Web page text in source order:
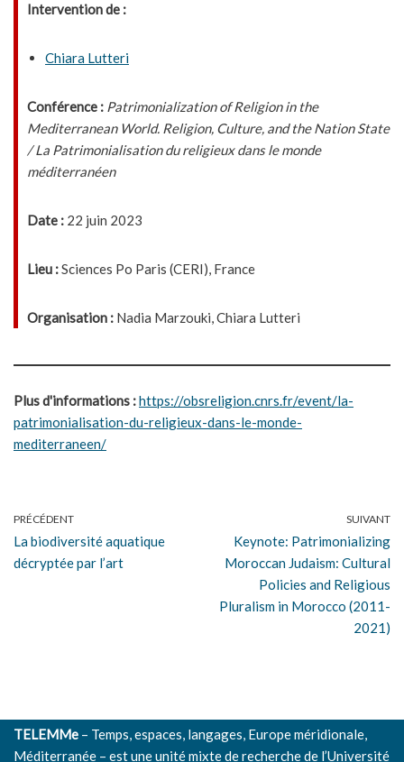
Intervention de :
Chiara Lutteri
Conférence : Patrimonialization of Religion in the
Mediterranean World. Religion, Culture, and the Nation State
/ La Patrimonialisation du religieux dans le monde
méditerranéen
Date : 22 juin 2023
Lieu :Sciences Po Paris (CERI), France
Organisation : Nadia Marzouki, Chiara Lutteri
Plus d'informations :https://obsreligion.cnrs.fr/event/la-
patrimonialisation-du-religieux-dans-le-monde-
mediterraneen/
PRÉCÉDENT
La biodiversité aquatique
décryptée par l’art
SUIVANT
Keynote: Patrimonializing
Moroccan Judaism: Cultural
Policies and Religious
Pluralism in Morocco (2011-
2021)
TELEMMe – Temps, espaces, langages, Europe méridionale,
Méditerranée – est une unité mixte de recherche de l’Université